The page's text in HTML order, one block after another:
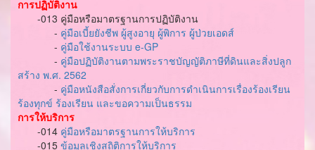
การปฏิบัติงาน
-013 คู่มือหรือมาตรฐานการปฏิบัติงาน
- คู่มือเบี้ยยังชีพ ผู้สูงอายุ ผู้พิการ ผู้ป่วยเอดส์
- คู่มือใช้งานระบบ e-GP
- คู่มือปฏิบัติงานตามพระราชบัญญัติภาษีที่ดินและสิ่งปลูก
สร้าง พ.ศ. 2562
- คู่มือหนังสือสั่งการเกี่ยวกับการดำเนินการเรื่องร้องเรียน
ร้องทุกข์ ร้องเรียน และขอความเป็นธรรม
การให้บริการ
-014 คู่มือหรือมาตรฐานการให้บริการ
-015 ข้อมูลเชิงสถิติการให้บริการ